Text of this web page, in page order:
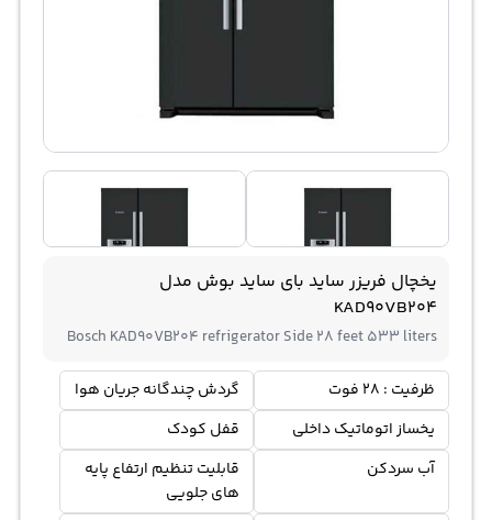
یخچال فریزر ساید بای ساید بوش مدل
KAD90VB204
Bosch KAD90VB204 refrigerator Side 28 feet 533 liters
ظرفیت : 28 فوت
گردش چندگانه جریان هوا
یخساز اتوماتیک داخلی
قفل کودک
آب سردکن
قابلیت تنظیم ارتفاع پایه
های جلویی